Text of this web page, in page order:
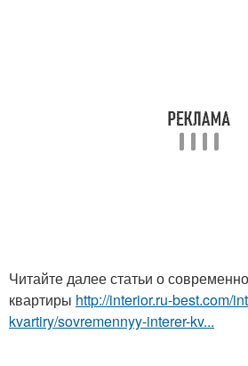
Читайте далее статьи о
квартиры http://interior.ru-best.com/
kvartiry/sovremennyy-interer-kv...